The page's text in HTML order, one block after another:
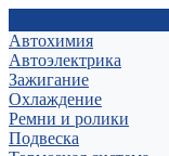
Автохимия
Автоэлектрика
Зажигание
Охлаждение
Ремни и ролики
Подвеска